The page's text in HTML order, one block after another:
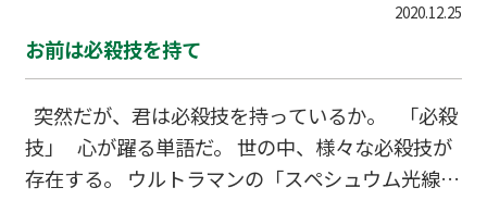
く、世界中の国々はそれぞれ独自の旗を持ってい
ますよね。 他には、日本の歌、つまり国歌として
でなく世界中の国々が、独自の「歌」があります
ね。 このように国には、その国の象徴となるも
のがあるのです。 実はこの「国〇」シリーズ、歌
2020.12.25
お前は必殺技を持て
突然だが、君は必殺技を持っているか。 「必殺
技」 心が躍る単語だ。 世の中、様々な必殺技が
存在する。 ウルトラマンの「スペシュウム光線」